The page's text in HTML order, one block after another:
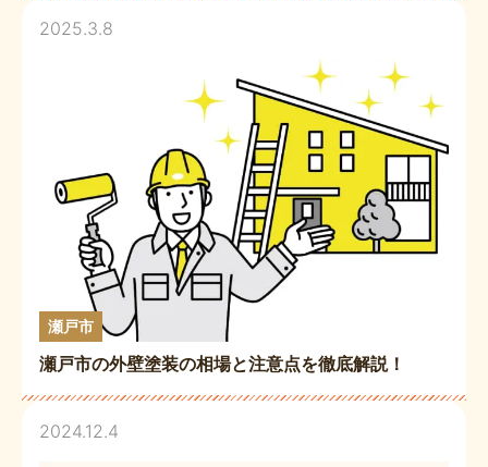
2025.3.8
瀬戸市
瀬戸市の外壁塗装の相場と注意点を徹底解説！
2024.12.4